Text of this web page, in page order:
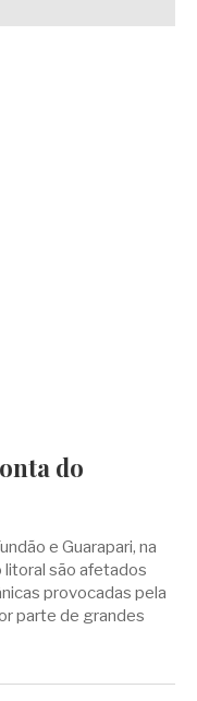
do
e Guarapari, na
litoral são afetados
provocadas pela
parte de grandes